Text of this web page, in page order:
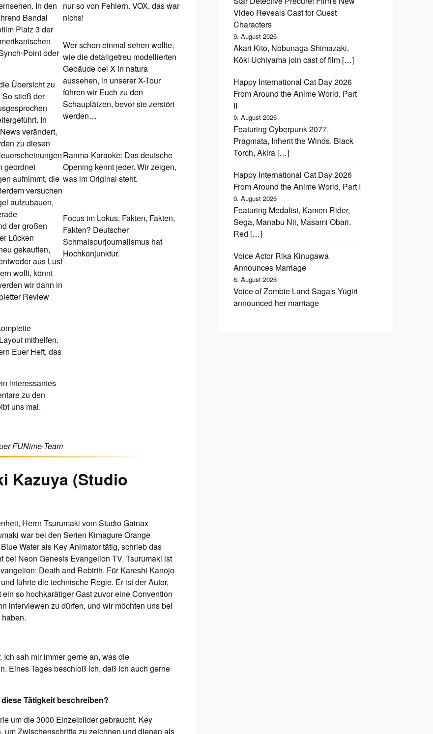
In den
Bandai
Platz 3 der
Point oder
Übersicht zu
stieß der
In
verändert,
zu diesen
geordnet
aufnimmt, die
versuchen
aufzubauen,
der großen
Lücken
gekauften,
aus Lust
wollt, könnt
wir dann in
Review
mithelfen.
Euer Heft, das
interessantes
zu den
uns mal.
FUNime-Team
nur so von Fehlern. VOX, das war
nichs!
Wer schon einmal sehen wollte,
wie die detailgetreu modellierten
Gebäude bei X in natura
aussehen, in unserer X-Tour
führen wir Euch zu den
Schauplätzen, bevor sie zerstört
werden…
Ranma-Karaoke: Das deutsche
Opening kennt jeder. Wir zeigen,
was im Original steht.
Focus im Lokus: Fakten, Fakten,
Fakten? Deutscher
Schmalspurjournalismus hat
Hochkonjunktur.
Kazuya (Studio
Herrn Tsurumaki vom Studio Gainax
war bei den Serien Kimagure Orange
Water als Key Animator tätig, schrieb das
Neon Genesis Evangelion TV. Tsurumaki ist
Death and Rebirth. Für Kareshi Kanojo
führte die technische Regie. Er ist der Autor,
so hochkarätiger Gast zuvor eine Convention
interviewen zu dürfen, und wir möchten uns bei
sah mir immer gerne an, was die
Eines Tages beschloß ich, daß ich auch gerne
Tätigkeit beschreiben?
um die 3000 Einzelbilder gebraucht. Key
Zwischenschritte zu zeichnen und dienen als
Video Reveals Cast for Guest
Characters
9. August 2026
Akari Kitō, Nobunaga Shimazaki,
Kōki Uchiyama join cast of film […]
Happy International Cat Day 2026
From Around the Anime World, Part
II
9. August 2026
Featuring Cyberpunk 2077,
Pragmata, Inherit the Winds, Black
Torch, Akira […]
Happy International Cat Day 2026
From Around the Anime World, Part I
9. August 2026
Featuring Medalist, Kamen Rider,
Sega, Manabu Nii, Masami Obari,
Red […]
Voice Actor Rika Kinugawa
Announces Marriage
8. August 2026
Voice of Zombie Land Saga's Yūgiri
announced her marriage